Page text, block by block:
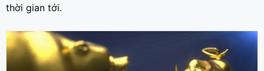
thời gian tới.